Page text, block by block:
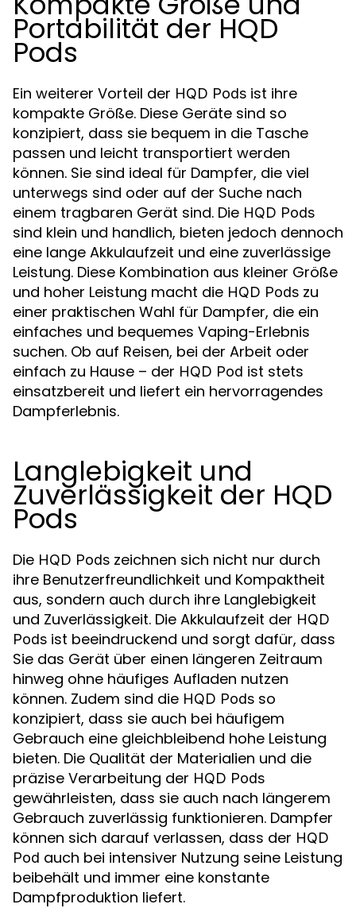
Portabilität der HQD
Pods
Ein weiterer Vorteil der HQD Pods ist ihre
kompakte Größe. Diese Geräte sind so
konzipiert, dass sie bequem in die Tasche
passen und leicht transportiert werden
können. Sie sind ideal für Dampfer, die viel
unterwegs sind oder auf der Suche nach
einem tragbaren Gerät sind. Die HQD Pods
sind klein und handlich, bieten jedoch dennoch
eine lange Akkulaufzeit und eine zuverlässige
Leistung. Diese Kombination aus kleiner Größe
und hoher Leistung macht die HQD Pods zu
einer praktischen Wahl für Dampfer, die ein
einfaches und bequemes Vaping-Erlebnis
suchen. Ob auf Reisen, bei der Arbeit oder
einfach zu Hause – der HQD Pod ist stets
einsatzbereit und liefert ein hervorragendes
Dampferlebnis.
Langlebigkeit und
Zuverlässigkeit der HQD
Pods
Die HQD Pods zeichnen sich nicht nur durch
ihre Benutzerfreundlichkeit und Kompaktheit
aus, sondern auch durch ihre Langlebigkeit
und Zuverlässigkeit. Die Akkulaufzeit der HQD
Pods ist beeindruckend und sorgt dafür, dass
Sie das Gerät über einen längeren Zeitraum
hinweg ohne häufiges Aufladen nutzen
können. Zudem sind die HQD Pods so
konzipiert, dass sie auch bei häufigem
Gebrauch eine gleichbleibend hohe Leistung
bieten. Die Qualität der Materialien und die
präzise Verarbeitung der HQD Pods
gewährleisten, dass sie auch nach längerem
Gebrauch zuverlässig funktionieren. Dampfer
können sich darauf verlassen, dass der HQD
Pod auch bei intensiver Nutzung seine Leistung
beibehält und immer eine konstante
Dampfproduktion liefert.